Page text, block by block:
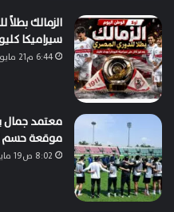
الزمالك
سيراميكا
6:44 م21 مايو، 2026
معتمد جمال
موقعة حسم
8:02 ص19 مايو، 2026